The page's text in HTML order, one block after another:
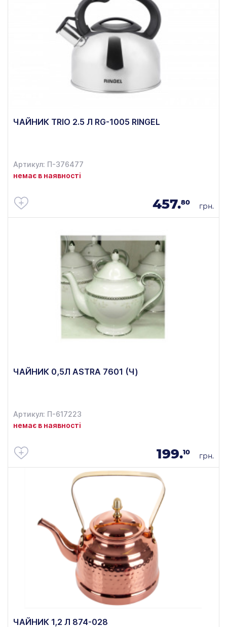
ЧАЙНИК TRIO 2.5 Л RG-1005 RINGEL
Артикул: П-376477
немає в наявності
457.80 грн.
ЧАЙНИК 0,5Л ASTRA 7601 (Ч)
Артикул: П-617223
немає в наявності
199.10 грн.
ЧАЙНИК 1,2 Л 874-028